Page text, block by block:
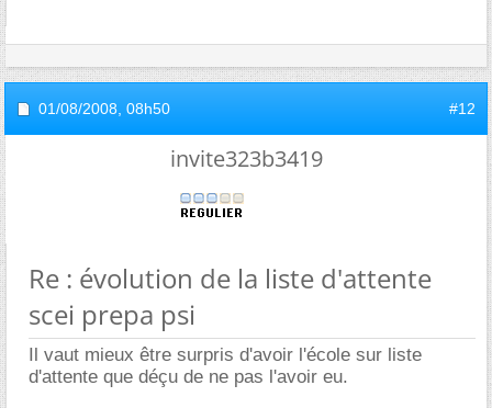
01/08/2008, 08h50 #12
invite323b3419
Re : évolution de la liste d'attente
scei prepa psi
Il vaut mieux être surpris d'avoir l'école sur liste
d'attente que déçu de ne pas l'avoir eu.